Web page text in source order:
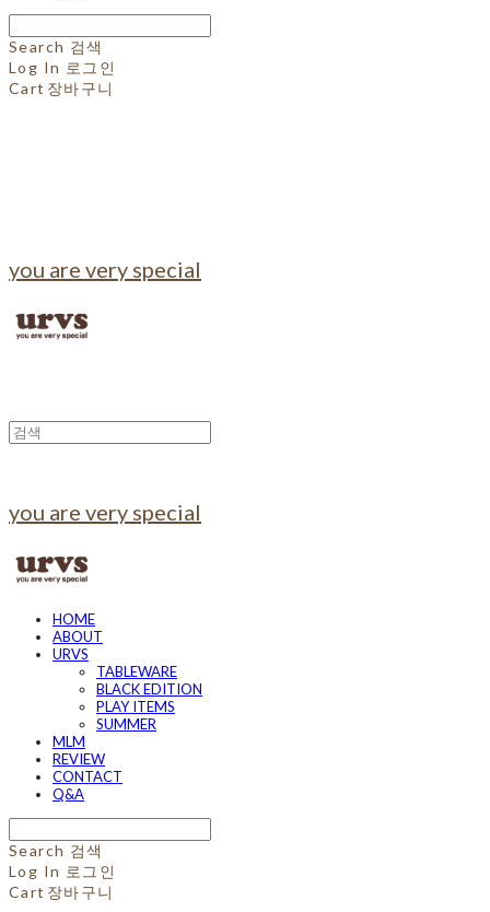
Search 검색
Log In 로그인
Cart 장바구니
you are very special
you are very special
HOME
ABOUT
URVS
TABLEWARE
BLACK EDITION
PLAY ITEMS
SUMMER
MLM
REVIEW
CONTACT
Q&A
Search 검색
Log In 로그인
Cart 장바구니